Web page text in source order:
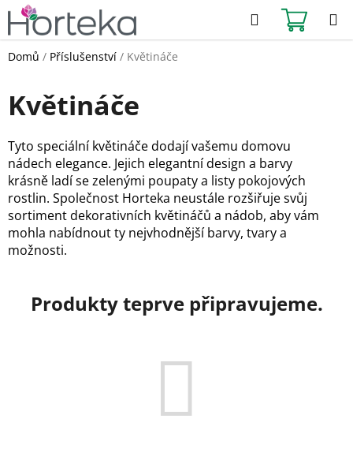
Přejít
na
obsah
Hledat
KOŠÍK
Domů / Příslušenství / Květináče
Květináče
Tyto speciální květináče dodají vašemu domovu
nádech elegance. Jejich elegantní design a barvy
krásně ladí se zelenými poupaty a listy pokojových
rostlin. Společnost Horteka neustále rozšiřuje svůj
sortiment dekorativních květináčů a nádob, aby vám
mohla nabídnout ty nejvhodnější barvy, tvary a
možnosti.
Produkty teprve připravujeme.